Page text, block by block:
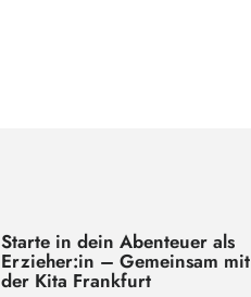
Starte in dein Abenteuer als
Erzieher:in – Gemeinsam mit
der Kita Frankfurt